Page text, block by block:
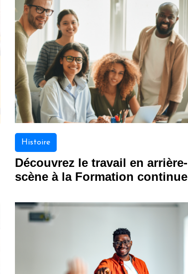
Histoire
Découvrez le travail en arrière-
scène à la Formation continue